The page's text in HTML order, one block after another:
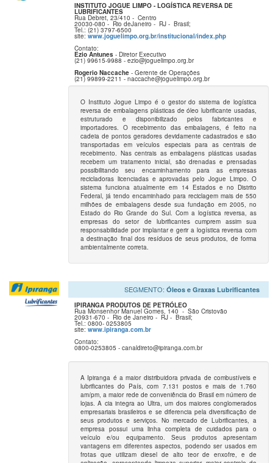
INSTITUTO JOGUE LIMPO - LOGÍSTICA REVERSA DE
LUBRIFICANTES
Rua Debret, 23/410 - Centro
20030-080 - Rio deJaneiro - RJ - Brasil;
Tel.: (21) 3797-6500
site: www.joguelimpo.org.br/institucional/index.php
Contato:
Ezio Antunes - Diretor Executivo
(21) 99615-9988 - ezio@joguelimpo.org.br
Rogerio Naccache - Gerente de Operações
(21) 99899-2211 - naccache@joguelimpo.org.br
O Instituto Jogue Limpo é o gestor do sistema de logística
reversa de embalagens plásticas de óleo lubrificante usadas,
estruturado e disponibilizado pelos fabricantes e
importadores. O recebimento das embalagens, é feito na
cadeia de pontos geradores devidamente cadastrados e são
transportadas em veículos especiais para as centrais de
recebimento. Nas centrais as embalagens plásticas usadas
recebem um tratamento inicial, são drenadas e prensadas
possibilitando seu encaminhamento para as empresas
recicladoras licenciadas e aprovadas pelo Jogue Limpo. O
sistema funciona atualmente em 14 Estados e no Distrito
Federal, já tendo encaminhado para reciclagem mais de 550
milhões de embalagens desde sua fundação em 2005, no
Estado do Rio Grande do Sul. Com a logística reversa, as
empresas do setor de lubrificantes cumprem assim sua
responsabilidade por implantar e gerir a logística reversa com
a destinação final dos resíduos de seus produtos, de forma
ambientalmente correta.
SEGMENTO:Óleos e Graxas Lubrificantes
IPIRANGA PRODUTOS DE PETRÓLEO
Rua Monsenhor Manuel Gomes, 140 - São Cristovão
20931-670 - Rio de Janeiro - RJ - Brasil;
Tel.: 0800- 0253805
site: www.ipiranga.com.br
Contato:
0800-0253805 - canaldireto@ipiranga.com.br
A Ipiranga é a maior distribuidora privada de combustíveis e
lubrificantes do País, com 7.131 postos e mais de 1.760
am/pm, a maior rede de conveniência do Brasil em número de
lojas. A cia integra ao Ultra, um dos maiores conglomerados
empresariais brasileiros e se diferencia pela diversificação de
seus produtos e serviços. No mercado de Lubrificantes, a
empresa possui uma linha completa de cuidados para o
veículo e/ou equipamento. Seus produtos apresentam
vantagens em diferentes aspectos, podendo ser usados em
frotas que utilizam diesel de alto teor de enxofre, e de